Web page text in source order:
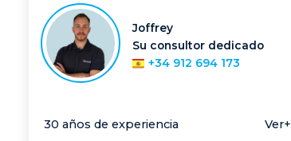
Joffrey
Su consultor dedicado
+34 912 694 173
30 años de experiencia Ver+